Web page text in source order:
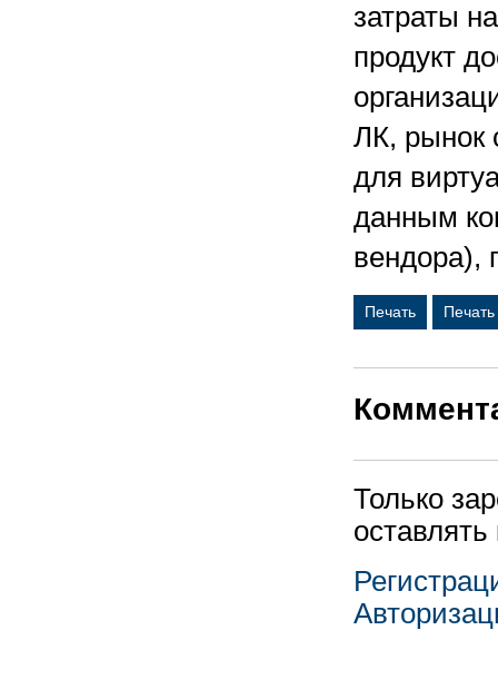
затраты
продукт
ЛК, рынок
для
данным
вендора),
Печать
Только